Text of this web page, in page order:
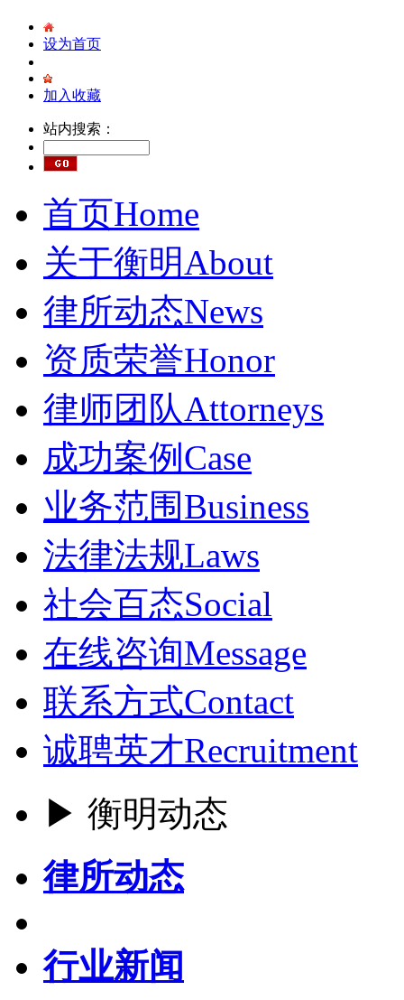
设为首页
加入收藏
站内搜索：
首页Home
关于衡明About
律所动态News
资质荣誉Honor
律师团队Attorneys
成功案例 Case
业务范围Business
法律法规Laws
社会百态Social
在线咨询Message
联系方式Contact
诚聘英才Recruitment
▶ 衡明动态
律所动态
行业新闻